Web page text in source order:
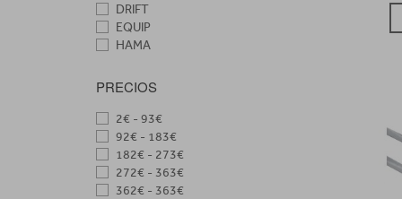
DRIFT
EQUIP
HAMA
LOGITECH
META QUEST
NGS
NILOX
NK
OPTOMA
PRECIOS
2€ - 93€
92€ - 183€
182€ - 273€
272€ - 363€
362€ - 363€